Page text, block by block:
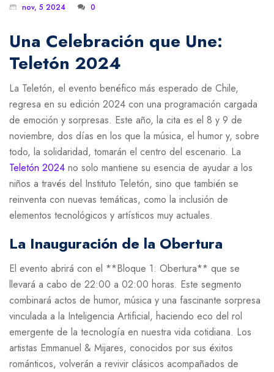
nov, 5 2024 0
Una Celebración que Une:
Teletón 2024
La Teletón, el evento benéfico más esperado de Chile,
regresa en su edición 2024 con una programación cargada
de emoción y sorpresas. Este año, la cita es el 8 y 9 de
noviembre, dos días en los que la música, el humor y, sobre
todo, la solidaridad, tomarán el centro del escenario. La
Teletón 2024 no solo mantiene su esencia de ayudar a los
niños a través del Instituto Teletón, sino que también se
reinventa con nuevas temáticas, como la inclusión de
elementos tecnológicos y artísticos muy actuales.
La Inauguración de la Obertura
El evento abrirá con el **Bloque 1: Obertura** que se
llevará a cabo de 22:00 a 02:00 horas. Este segmento
combinará actos de humor, música y una fascinante sorpresa
vinculada a la Inteligencia Artificial, haciendo eco del rol
emergente de la tecnología en nuestra vida cotidiana. Los
artistas Emmanuel & Mijares, conocidos por sus éxitos
románticos, volverán a revivir clásicos acompañados de